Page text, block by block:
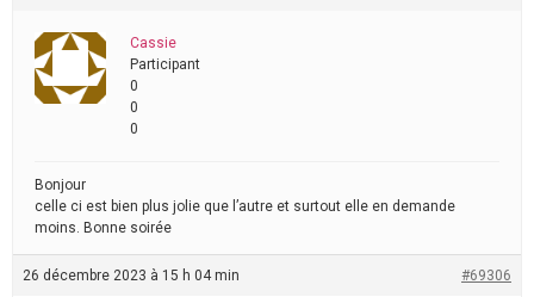
Cassie
Participant
0
0
0
Bonjour
celle ci est bien plus jolie que l’autre et surtout elle en demande
moins. Bonne soirée
26 décembre 2023 à 15 h 04 min #69306